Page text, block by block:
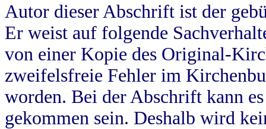
Autor dieser Abschrift ist der
Er weist auf folgende
von einer Kopie des Original-
zweifelsfreie Fehler im
worden. Bei der Abschrift kann
gekommen sein. Deshalb wird